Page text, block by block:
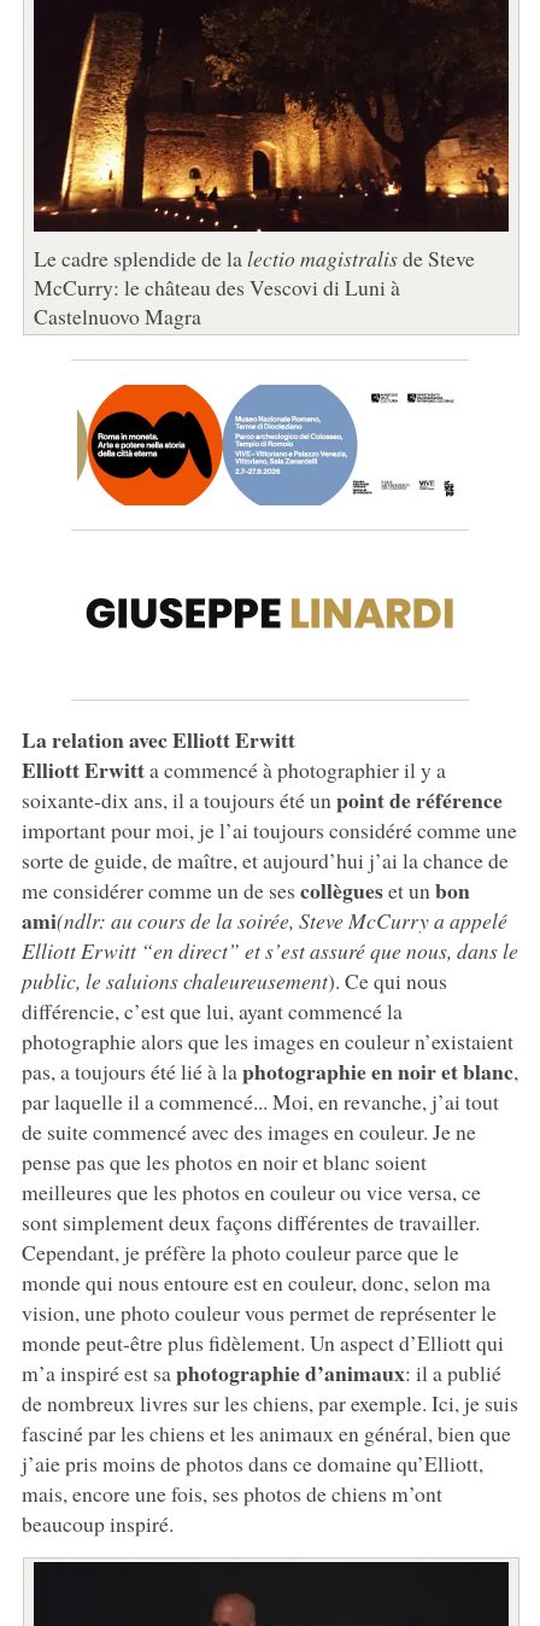
Le cadre splendide de la lectio magistralisde Steve
McCurry: le château des Vescovi di Luni à
Castelnuovo Magra
La relation avec Elliott Erwitt
Elliott Erwitta commencé à photographier il y a
soixante-dix ans, il a toujours été un point de référence
important pour moi, je l’ai toujours considéré comme une
sorte de guide, de maître, et aujourd’hui j’ai la chance de
me considérer comme un de ses collègueset un bon
ami(ndlr: au cours de la soirée, Steve McCurry a appelé
Elliott Erwitt “en direct” et s’est assuré que nous, dans le
public, le saluions chaleureusement). Ce qui nous
différencie, c’est que lui, ayant commencé la
photographie alors que les images en couleur n’existaient
pas, a toujours été lié à la photographie en noir et blanc,
par laquelle il a commencé... Moi, en revanche, j’ai tout
de suite commencé avec des images en couleur. Je ne
pense pas que les photos en noir et blanc soient
meilleures que les photos en couleur ou vice versa, ce
sont simplement deux façons différentes de travailler.
Cependant, je préfère la photo couleur parce que le
monde qui nous entoure est en couleur, donc, selon ma
vision, une photo couleur vous permet de représenter le
monde peut-être plus fidèlement. Un aspect d’Elliott qui
m’a inspiré est sa photographie d’animaux: il a publié
de nombreux livres sur les chiens, par exemple. Ici, je suis
fasciné par les chiens et les animaux en général, bien que
j’aie pris moins de photos dans ce domaine qu’Elliott,
mais, encore une fois, ses photos de chiens m’ont
beaucoup inspiré.